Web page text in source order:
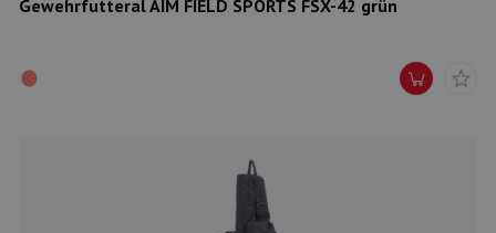
Gewehrfutteral AIM FIELD SPORTS FSX-42 grün